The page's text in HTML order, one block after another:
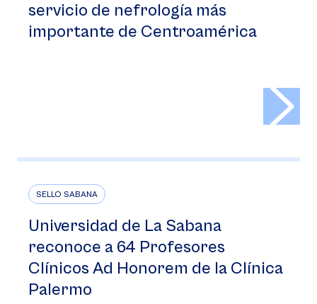
servicio de nefrología más
importante de Centroamérica
SELLO SABANA
Universidad de La Sabana
reconoce a 64 Profesores
Clínicos Ad Honorem de la Clínica
Palermo